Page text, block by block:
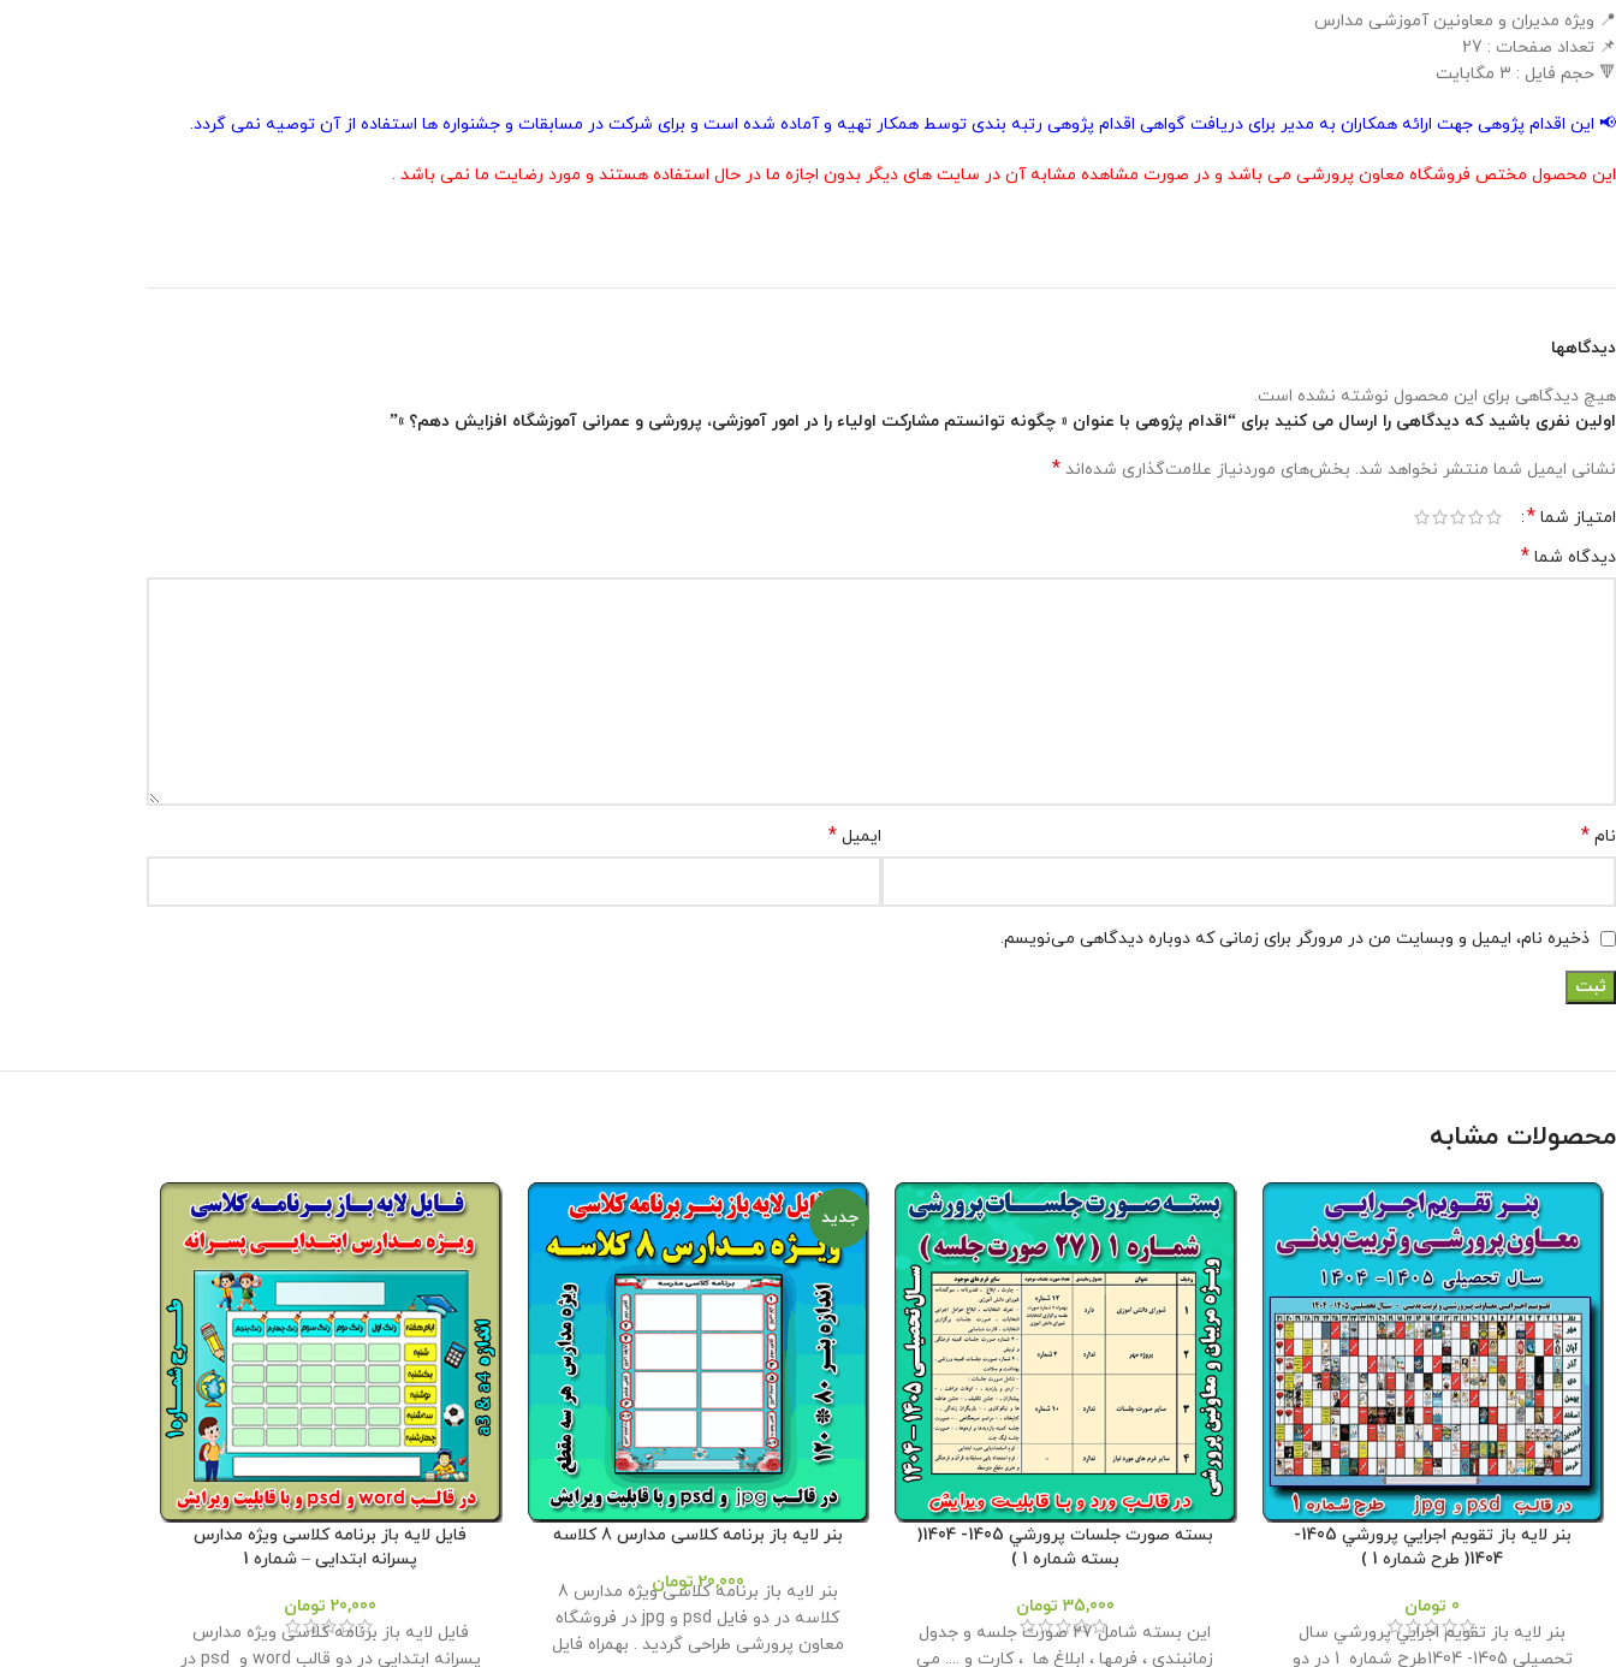
📍 ویژه مدیران و معاونین آموزشی مدارس
📌 تعداد صفحات : 27
🔻 حجم فایل : 3 مگابایت
📢 این اقدام پژوهی جهت ارائه همکاران به مدیر برای دریافت گواهی اقدام پژوهی رتبه بندی توسط همکار تهیه و آماده شده است و برای شرکت در مسابقات و جشنواره ها استفاده از آن توصیه نمی گردد.
این محصول مختص فروشگاه معاون پرورشی می باشد و در صورت مشاهده مشابه آن در سایت های دیگر بدون اجازه ما در حال استفاده هستند و مورد رضایت ما نمی باشد .
دیدگاهها
هیچ دیدگاهی برای این محصول نوشته نشده است.
اولین نفری باشید که دیدگاهی را ارسال می کنید برای “اقدام پژوهی با عنوان « چگونه توانستم مشارکت اولیاء را در امور آموزشی، پرورشی و عمرانی آموزشگاه افزایش دهم؟ »”
نشانی ایمیل شما منتشر نخواهد شد. بخش‌های موردنیاز علامت‌گذاری شده‌اند *
امتیاز شما *
دیدگاه شما *
نام * ایمیل *
ذخیره نام، ایمیل و وبسایت من در مرورگر برای زمانی که دوباره دیدگاهی می‌نویسم.
محصولات مشابه
بنر لايه باز تقويم اجرايي پرورشي 1405-
1404( طرح شماره 1 )
0 تومان
بنر لايه باز تقويم اجرايي پرورشي سال
تحصیلی 1405- 1404طرح شماره 1 در دو
بسته صورت جلسات پرورشي 1405- 1404(
بسته شماره 1 )
35,000 تومان
این بسته شامل 27 صورت جلسه و جدول
زمانبندی ، فرمها ، ابلاغ ها ، کارت و .... می
جدید
بنر لایه باز برنامه کلاسی مدارس 8 کلاسه
20,000 تومان
بنر لایه باز برنامه کلاسی ویژه مدارس 8
کلاسه در دو فایل psd و jpg در فروشگاه
معاون پرورشی طراحی گردید . بهمراه فایل
فایل لایه باز برنامه کلاسی ویژه مدارس
پسرانه ابتدایی – شماره 1
20,000 تومان
فایل لایه باز برنامه کلاسی ویژه مدارس
پسرانه ابتدایی در دو قالب word و psd در